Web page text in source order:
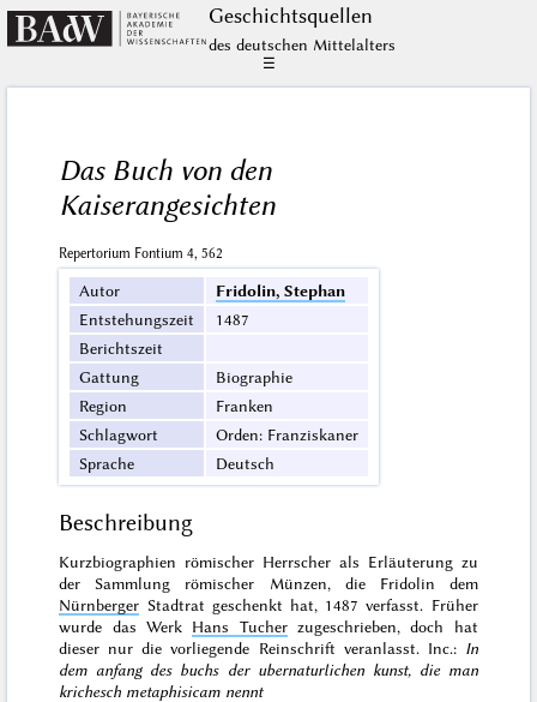
Geschichts­quellen
des deutschen Mittelalters
☰
Das Buch von den
Kaiserangesichten
Repertorium Fontium 4, 562
Autor
Fridolin, Stephan
Entstehungszeit
1487
Berichtszeit
Gattung
Biographie
Region
Franken
Schlagwort
Orden: Franziskaner
Sprache
Deutsch
Beschreibung
Kurzbiographien römischer Herrscher als Erläuterung zu
der Sammlung römischer Münzen, die Fridolin dem
Nürnberger Stadtrat geschenkt hat, 1487 verfasst. Früher
wurde das Werk Hans Tucherzugeschrieben, doch hat
dieser nur die vorliegende Reinschrift veranlasst. Inc.: In
dem anfang des buchs der ubernaturlichen kunst, die man
krichesch metaphisicam nennt